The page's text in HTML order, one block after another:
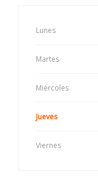
Lunes
Martes
Miércoles
Jueves
Viernes